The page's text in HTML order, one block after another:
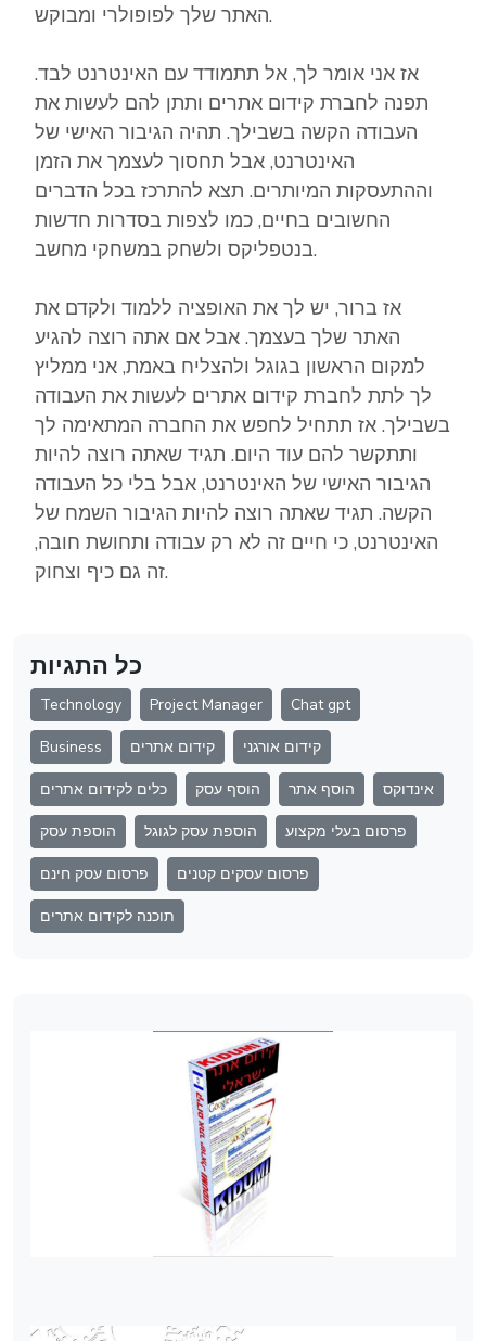
האתר שלך לפופולרי ומבוקש.
אז אני אומר לך, אל תתמודד עם האינטרנט לבד.
תפנה לחברת קידום אתרים ותתן להם לעשות את
העבודה הקשה בשבילך. תהיה הגיבור האישי של
האינטרנט, אבל תחסוך לעצמך את הזמן
וההתעסקות המיותרים. תצא להתרכז בכל הדברים
החשובים בחיים, כמו לצפות בסדרות חדשות
בנטפליקס ולשחק במשחקי מחשב.
אז ברור, יש לך את האופציה ללמוד ולקדם את
האתר שלך בעצמך. אבל אם אתה רוצה להגיע
למקום הראשון בגוגל ולהצליח באמת, אני ממליץ
לך לתת לחברת קידום אתרים לעשות את העבודה
בשבילך. אז תתחיל לחפש את החברה המתאימה לך
ותתקשר להם עוד היום. תגיד שאתה רוצה להיות
הגיבור האישי של האינטרנט, אבל בלי כל העבודה
הקשה. תגיד שאתה רוצה להיות הגיבור השמח של
האינטרנט, כי חיים זה לא רק עבודה ותחושת חובה,
זה גם כיף וצחוק.
כל התגיות
Technology Project Manager Chat gpt
Business קידום אתרים קידום אורגני
כלים לקידום אתרים הוסף עסק הוסף אתר אינדוקס
הוספת עסק הוספת עסק לגוגל פרסום בעלי מקצוע
פרסום עסק חינם פרסום עסקים קטנים
תוכנה לקידום אתרים